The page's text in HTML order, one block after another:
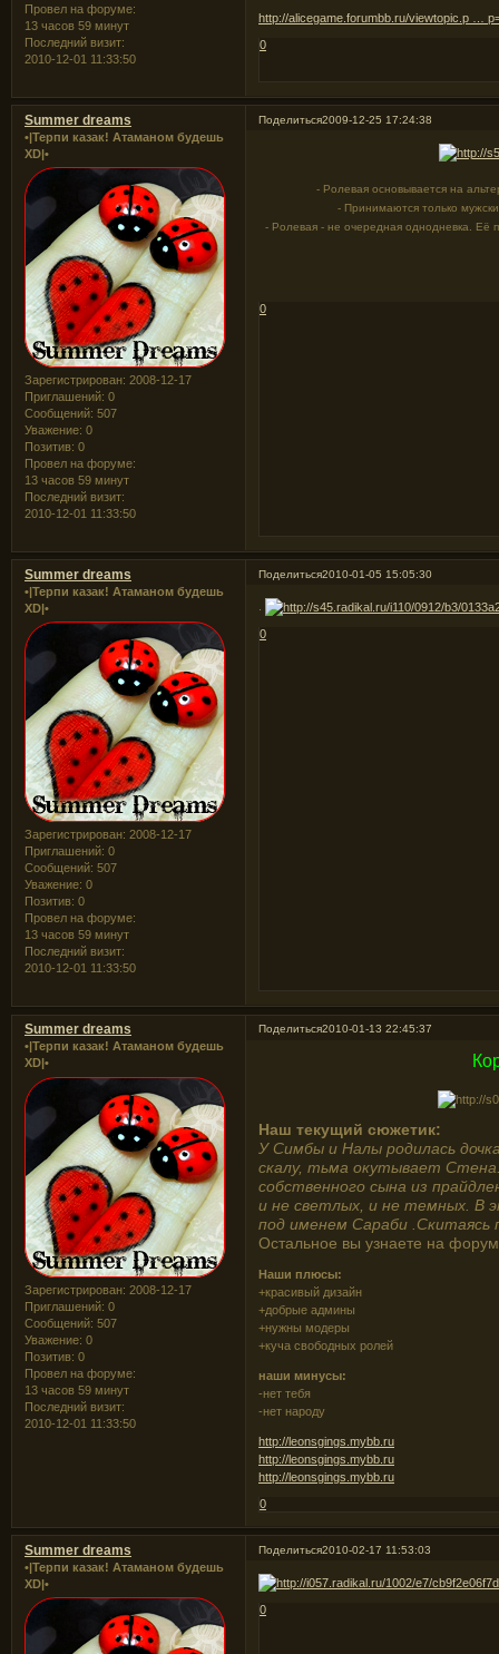
Провел на форуме:
13 часов 59 минут
Последний визит:
2010-12-01 11:33:50
http://alicegame.forumbb.ru/viewtopic.p …
0
Поделиться2009-12-25 17:24:38
Summer dreams
•|Терпи казак! Атаманом будешь
XD|•
Зарегистрирован: 2008-12-17
Приглашений: 0
Сообщений: 507
Уважение: 0
Позитив: 0
Провел на форуме:
13 часов 59 минут
Последний визит:
2010-12-01 11:33:50
- Ролевая основывается на
- Принимаются только
- Ролевая - не очередная однодневка. Её
0
Поделиться2010-01-05 15:05:30
Summer dreams
•|Терпи казак! Атаманом будешь
XD|•
Зарегистрирован: 2008-12-17
Приглашений: 0
Сообщений: 507
Уважение: 0
Позитив: 0
Провел на форуме:
13 часов 59 минут
Последний визит:
2010-12-01 11:33:50
0
Поделиться2010-01-13 22:45:37
Summer dreams
•|Терпи казак! Атаманом будешь
XD|•
Зарегистрирован: 2008-12-17
Приглашений: 0
Сообщений: 507
Уважение: 0
Позитив: 0
Провел на форуме:
13 часов 59 минут
Последний визит:
2010-12-01 11:33:50
Наш текущий сюжетик:
У Симбы и Налы родилась
скалу, тьма окутывает
собственного сына из
и не светлых, и не темных. В
под именем Сараби
Остальное вы узнаете на
Наши плюсы:
+красивый дизайн
+добрые админы
+нужны модеры
+куча свободных ролей
наши минусы:
-нет тебя
-нет народу
http://leonsgings.mybb.ru
http://leonsgings.mybb.ru
http://leonsgings.mybb.ru
0
Поделиться2010-02-17 11:53:03
Summer dreams
•|Терпи казак! Атаманом будешь
XD|•
0